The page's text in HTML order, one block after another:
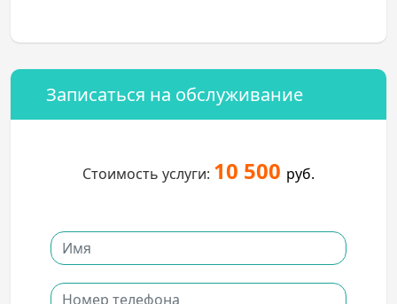
Записаться на обслуживание
Стоимость услуги: 10 500 руб.